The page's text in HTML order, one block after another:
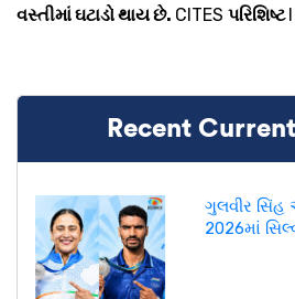
વસ્તીમાં ઘટાડો થાય છે. CITES પરિશિષ્ટI
Recent
ગુલવીર સિંહ
2026માં